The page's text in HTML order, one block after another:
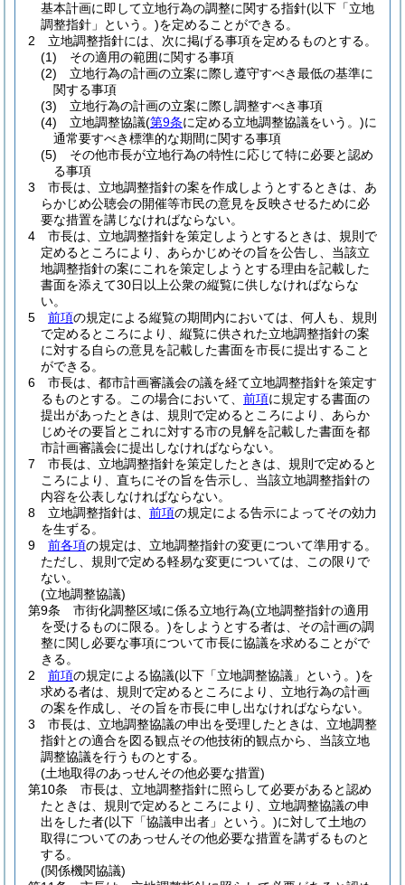
基本計画に即して立地行為の調整に関する指針(以下「立地
調整指針」という。)を定めることができる。
2
立地調整指針には、次に掲げる事項を定めるものとする。
(1)
その適用の範囲に関する事項
(2)
立地行為の計画の立案に際し遵守すべき最低の基準に
関する事項
(3)
立地行為の計画の立案に際し調整すべき事項
(4)
立地調整協議(第9条に定める立地調整協議をいう。)に
通常要すべき標準的な期間に関する事項
(5)
その他市長が立地行為の特性に応じて特に必要と認め
る事項
3
市長は、立地調整指針の案を作成しようとするときは、あ
らかじめ公聴会の開催等市民の意見を反映させるために必
要な措置を講じなければならない。
4
市長は、立地調整指針を策定しようとするときは、規則で
定めるところにより、あらかじめその旨を公告し、当該立
地調整指針の案にこれを策定しようとする理由を記載した
書面を添えて30日以上公衆の縦覧に供しなければならな
い。
5
前項の規定による縦覧の期間内においては、何人も、規則
で定めるところにより、縦覧に供された立地調整指針の案
に対する自らの意見を記載した書面を市長に提出すること
ができる。
6
市長は、都市計画審議会の議を経て立地調整指針を策定す
るものとする。
この場合において、 前項に規定する書面の
提出があったときは、規則で定めるところにより、あらか
じめその要旨とこれに対する市の見解を記載した書面を都
市計画審議会に提出しなければならない。
7
市長は、立地調整指針を策定したときは、規則で定めると
ころにより、直ちにその旨を告示し、当該立地調整指針の
内容を公表しなければならない。
8
立地調整指針は、 前項の規定による告示によってその効力
を生ずる。
9
前各項の規定は、立地調整指針の変更について準用する。
ただし、規則で定める軽易な変更については、この限りで
ない。
(立地調整協議)
第9条
市街化調整区域に係る立地行為(立地調整指針の適用
を受けるものに限る。)をしようとする者は、その計画の調
整に関し必要な事項について市長に協議を求めることがで
きる。
2
前項の規定による協議(以下「立地調整協議」という。)を
求める者は、規則で定めるところにより、立地行為の計画
の案を作成し、その旨を市長に申し出なければならない。
3
市長は、立地調整協議の申出を受理したときは、立地調整
指針との適合を図る観点その他技術的観点から、当該立地
調整協議を行うものとする。
(土地取得のあっせんその他必要な措置)
第10条
市長は、立地調整指針に照らして必要があると認め
たときは、規則で定めるところにより、立地調整協議の申
出をした者(以下「協議申出者」という。)に対して土地の
取得についてのあっせんその他必要な措置を講ずるものと
する。
(関係機関協議)